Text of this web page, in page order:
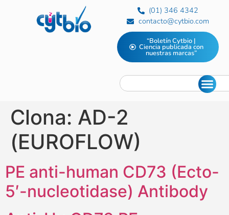
(01) 346 4342
contacto@cytbio.com
“Boletín Cytbio |
Ciencia publicada con
nuestras marcas”
Clona: AD-2
(EUROFLOW)
PE anti-human CD73 (Ecto-
5′-nucleotidase) Antibody